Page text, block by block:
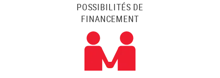
POSSIBILITÉS DE
FINANCEMENT